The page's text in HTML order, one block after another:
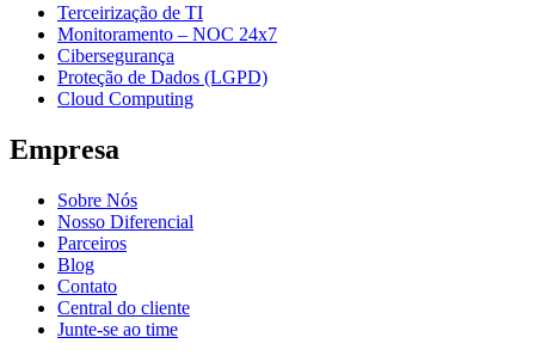
Terceirização de TI
Monitoramento – NOC 24x7
Cibersegurança
Proteção de Dados (LGPD)
Cloud Computing
Empresa
Sobre Nós
Nosso Diferencial
Parceiros
Blog
Contato
Central do cliente
Junte-se ao time